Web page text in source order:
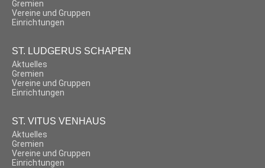
Gremien
Vereine und Gruppen
Einrichtungen
ST. LUDGERUS SCHAPEN
Aktuelles
Gremien
Vereine und Gruppen
Einrichtungen
ST. VITUS VENHAUS
Aktuelles
Gremien
Vereine und Gruppen
Einrichtungen